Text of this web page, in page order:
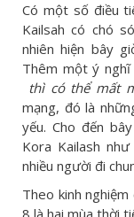
Có một số điều
Kailsah có chó
nhiên hiện bây
Thêm một ý
thì có thể mất
mạng, đó là
yếu. Cho đến
Kora Kailash
nhiều người đi
Theo kinh